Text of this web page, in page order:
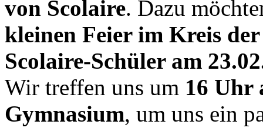
von Scolaire. Dazu
kleinen Feier im Kreis
Scolaire-Schüler am
Wir treffen uns um 16 Uhr
Gymnasium, um uns ein